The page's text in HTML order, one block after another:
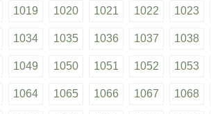
1019 1020 1021 1022 1023
1034 1035 1036 1037 1038
1049 1050 1051 1052 1053
1064 1065 1066 1067 1068